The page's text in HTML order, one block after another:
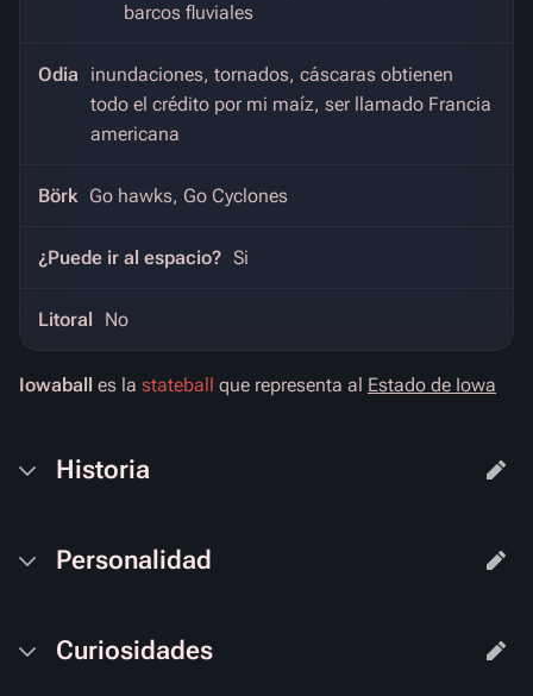
barcos fluviales
Odia inundaciones, tornados, cáscaras obtienen
todo el crédito por mi maíz, ser llamado Francia
americana
Börk Go hawks, Go Cyclones
¿Puede ir al espacio? Si
Litoral No
Iowaball es la stateball que representa al Estado de Iowa
Historia
Personalidad
Curiosidades